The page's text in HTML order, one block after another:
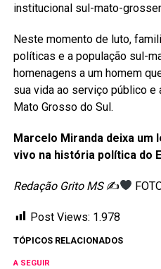
institucional sul-mato-
Neste momento de luto,
políticas e a população sul-
homenagens a um homem
sua vida ao serviço público
Mato Grosso do Sul.
Marcelo Miranda deixa um
vivo na história política do
Redação Grito MS✍
Post Views: 1.978
TÓPICOS RELACIONADOS
A SEGUIR